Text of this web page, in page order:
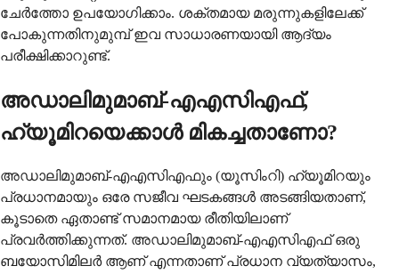
ചേർത്തോ ഉപയോഗിക്കാം. ശക്തമായ മരുന്നുകളിലേക്ക്
പോകുന്നതിനുമുമ്പ് ഇവ സാധാരണയായി ആദ്യം
പരീക്ഷിക്കാറുണ്ട്.
അഡാലിമുമാബ്-എഎസിഎഫ്,
ഹ്യൂമിറയെക്കാൾ മികച്ചതാണോ?
അഡാലിമുമാബ്-എഎസിഎഫും (യൂസിംറി) ഹ്യൂമിറയും
പ്രധാനമായും ഒരേ സജീവ ഘടകങ്ങൾ അടങ്ങിയതാണ്,
കൂടാതെ ഏതാണ്ട് സമാനമായ രീതിയിലാണ്
പ്രവർത്തിക്കുന്നത്. അഡാലിമുമാബ്-എഎസിഎഫ് ഒരു
ബയോസിമിലർ ആണ് എന്നതാണ് പ്രധാന വ്യത്യാസം,